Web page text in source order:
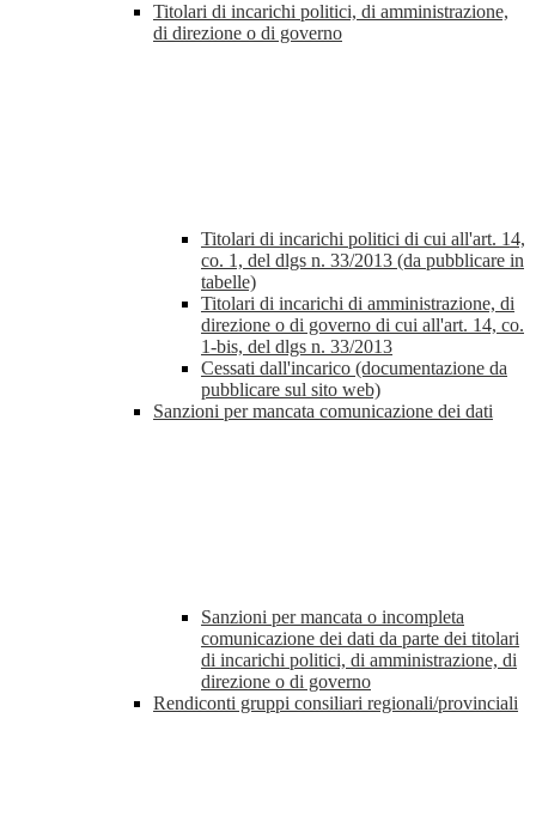
Titolari di incarichi politici, di amministrazione,
di direzione o di governo
Titolari di incarichi politici di cui all'art. 14,
co. 1, del dlgs n. 33/2013 (da pubblicare in
tabelle)
Titolari di incarichi di amministrazione, di
direzione o di governo di cui all'art. 14, co.
1-bis, del dlgs n. 33/2013
Cessati dall'incarico (documentazione da
pubblicare sul sito web)
Sanzioni per mancata comunicazione dei dati
Sanzioni per mancata o incompleta
comunicazione dei dati da parte dei titolari
di incarichi politici, di amministrazione, di
direzione o di governo
Rendiconti gruppi consiliari regionali/provinciali